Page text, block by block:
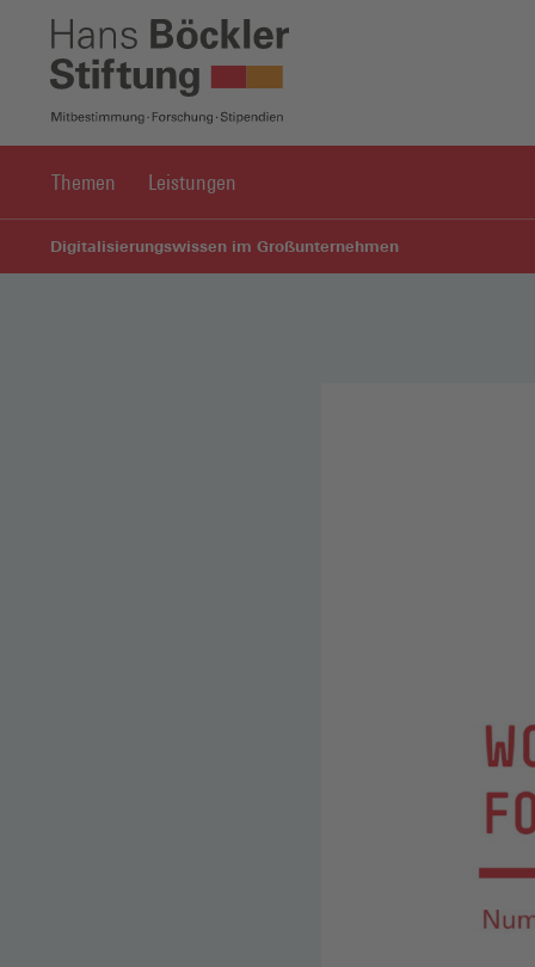
Themen Leistungen
Digitalisierungswissen im Großunternehmen